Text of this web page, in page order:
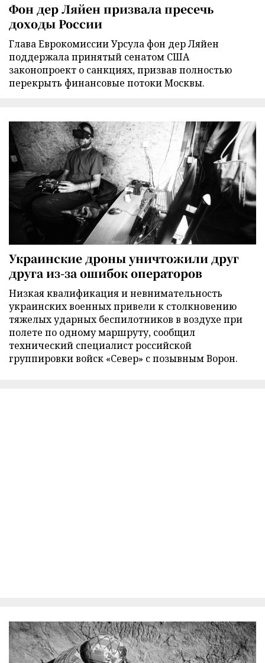
Фон дер Ляйен призвала пресечь
доходы России
Глава Еврокомиссии Урсула фон дер Ляйен
поддержала принятый сенатом США
законопроект о санкциях, призвав полностью
перекрыть финансовые потоки Москвы.
Украинские дроны уничтожили друг
друга из-за ошибок операторов
Низкая квалификация и невнимательность
украинских военных привели к столкновению
тяжелых ударных беспилотников в воздухе при
полете по одному маршруту, сообщил
технический специалист российской
группировки войск «Север» с позывным Ворон.